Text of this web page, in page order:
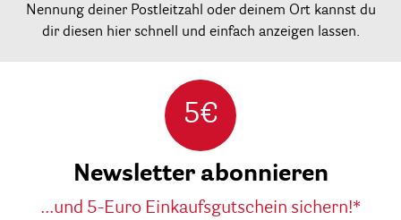
Nennung deiner Postleitzahl oder deinem Ort kannst du
dir diesen hier schnell und einfach anzeigen lassen.
5€
Newsletter abonnieren
...und 5-Euro Einkaufsgutschein sichern!*